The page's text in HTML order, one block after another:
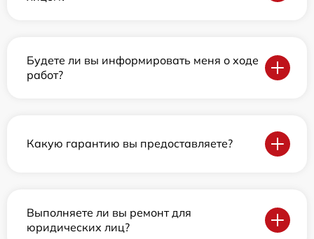
Будете ли вы информировать меня о ходе
работ?
Какую гарантию вы предоставляете?
Выполняете ли вы ремонт для
юридических лиц?